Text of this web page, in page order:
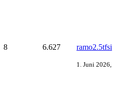
8 6.627 ramo2.5tfsi
1. Juni